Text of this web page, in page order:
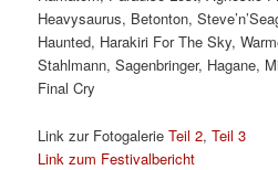
Heavysaurus, Betonton,
Haunted, Harakiri For The Sky,
Stahlmann, Sagenbringer, Hagane,
Final Cry
Link zur FotogalerieTeil 2,Teil 3
Link zum Festivalbericht